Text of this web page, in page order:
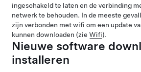
ingeschakeld te laten en de verbinding
netwerk te behouden. In de meeste
zijn verbonden met wifi om een update
kunnen downloaden (zie Wifi).
Nieuwe software
installeren